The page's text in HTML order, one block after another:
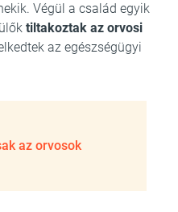
Végül a család egyik
tiltakoztak az orvosi
az egészségügyi
az orvosok